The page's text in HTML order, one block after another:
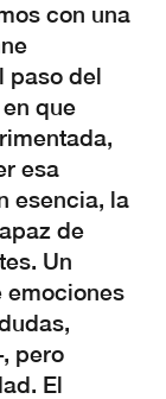
con una
paso del
que
esa
esencia, la
de
Un
emociones
pero
El